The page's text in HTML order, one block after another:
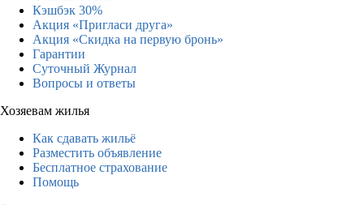
Кэшбэк 30%
Акция «Пригласи друга»
Акция «Скидка на первую бронь»
Гарантии
Суточный Журнал
Вопросы и ответы
Хозяевам жилья
Как сдавать жильё
Разместить объявление
Бесплатное страхование
Помощь